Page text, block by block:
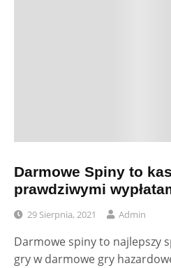
Darmowe Spiny to
prawdziwymi
29 Sierpnia, 2021 Admin
Darmowe spiny to najlepszy
gry w darmowe gry